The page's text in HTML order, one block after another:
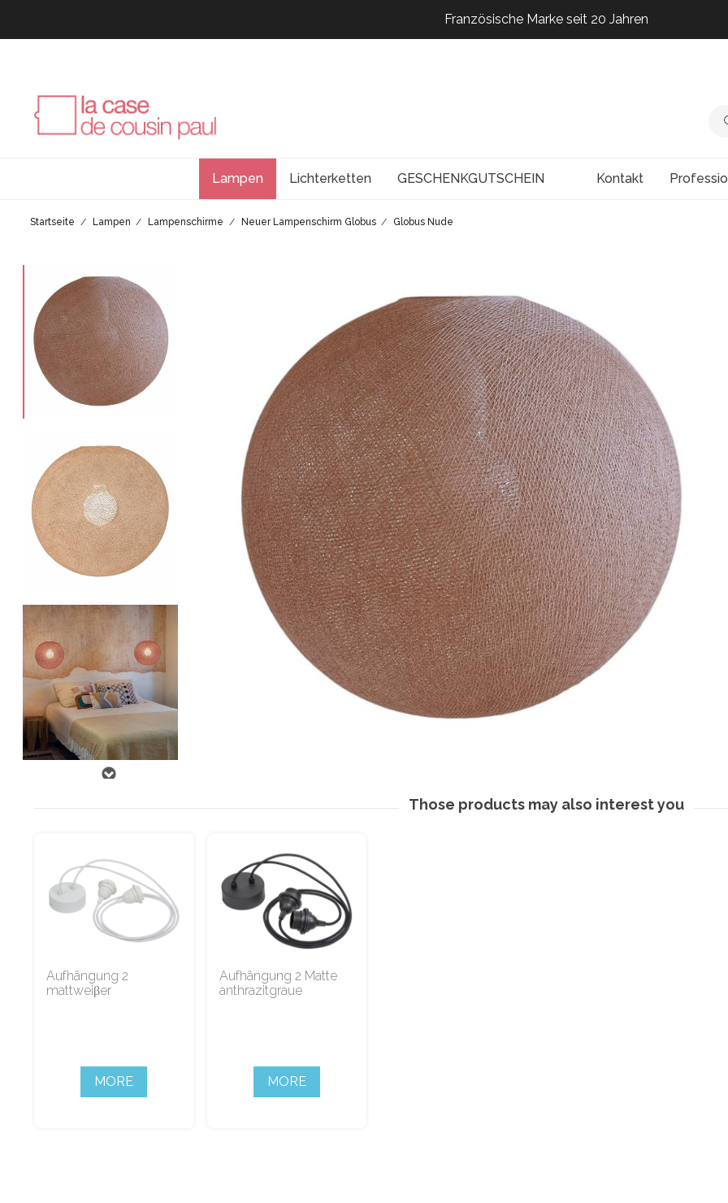
Französische Marke seit 20 Jahren
Französische Marke seit 20 Jahren
Lampen Lichterketten GESCHENKGUTSCHEIN Kontakt
Startseite Lampen Lampenschirme Neuer Lampenschirm Globus Globus Nude
Those products may also interest you
Aufhängung 2
mattweiβer
MORE
Aufhängung 2 Matte
anthrazitgraue
MORE